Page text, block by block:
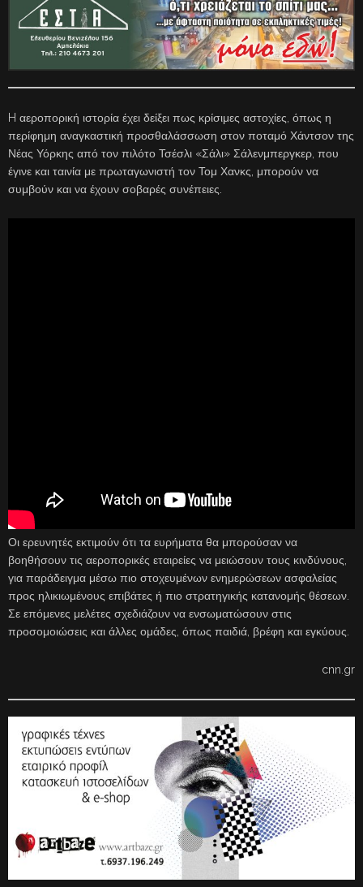
H αεροπορική ιστορία έχει δείξει πως κρίσιμες αστοχίες, όπως η
περίφημη αναγκαστική προσθαλάσσωση στον ποταμό Χάντσον της
Νέας Υόρκης από τον πιλότο Τσέσλι «Σάλι» Σάλενμπεργκερ, που
έγινε και ταινία με πρωταγωνιστή τον Τομ Χανκς, μπορούν να
συμβούν και να έχουν σοβαρές συνέπειες.
Οι ερευνητές εκτιμούν ότι τα ευρήματα θα μπορούσαν να
βοηθήσουν τις αεροπορικές εταιρείες να μειώσουν τους κινδύνους,
για παράδειγμα μέσω πιο στοχευμένων ενημερώσεων ασφαλείας
προς ηλικιωμένους επιβάτες ή πιο στρατηγικής κατανομής θέσεων.
Σε επόμενες μελέτες σχεδιάζουν να ενσωματώσουν στις
προσομοιώσεις και άλλες ομάδες, όπως παιδιά, βρέφη και εγκύους.
cnn.gr